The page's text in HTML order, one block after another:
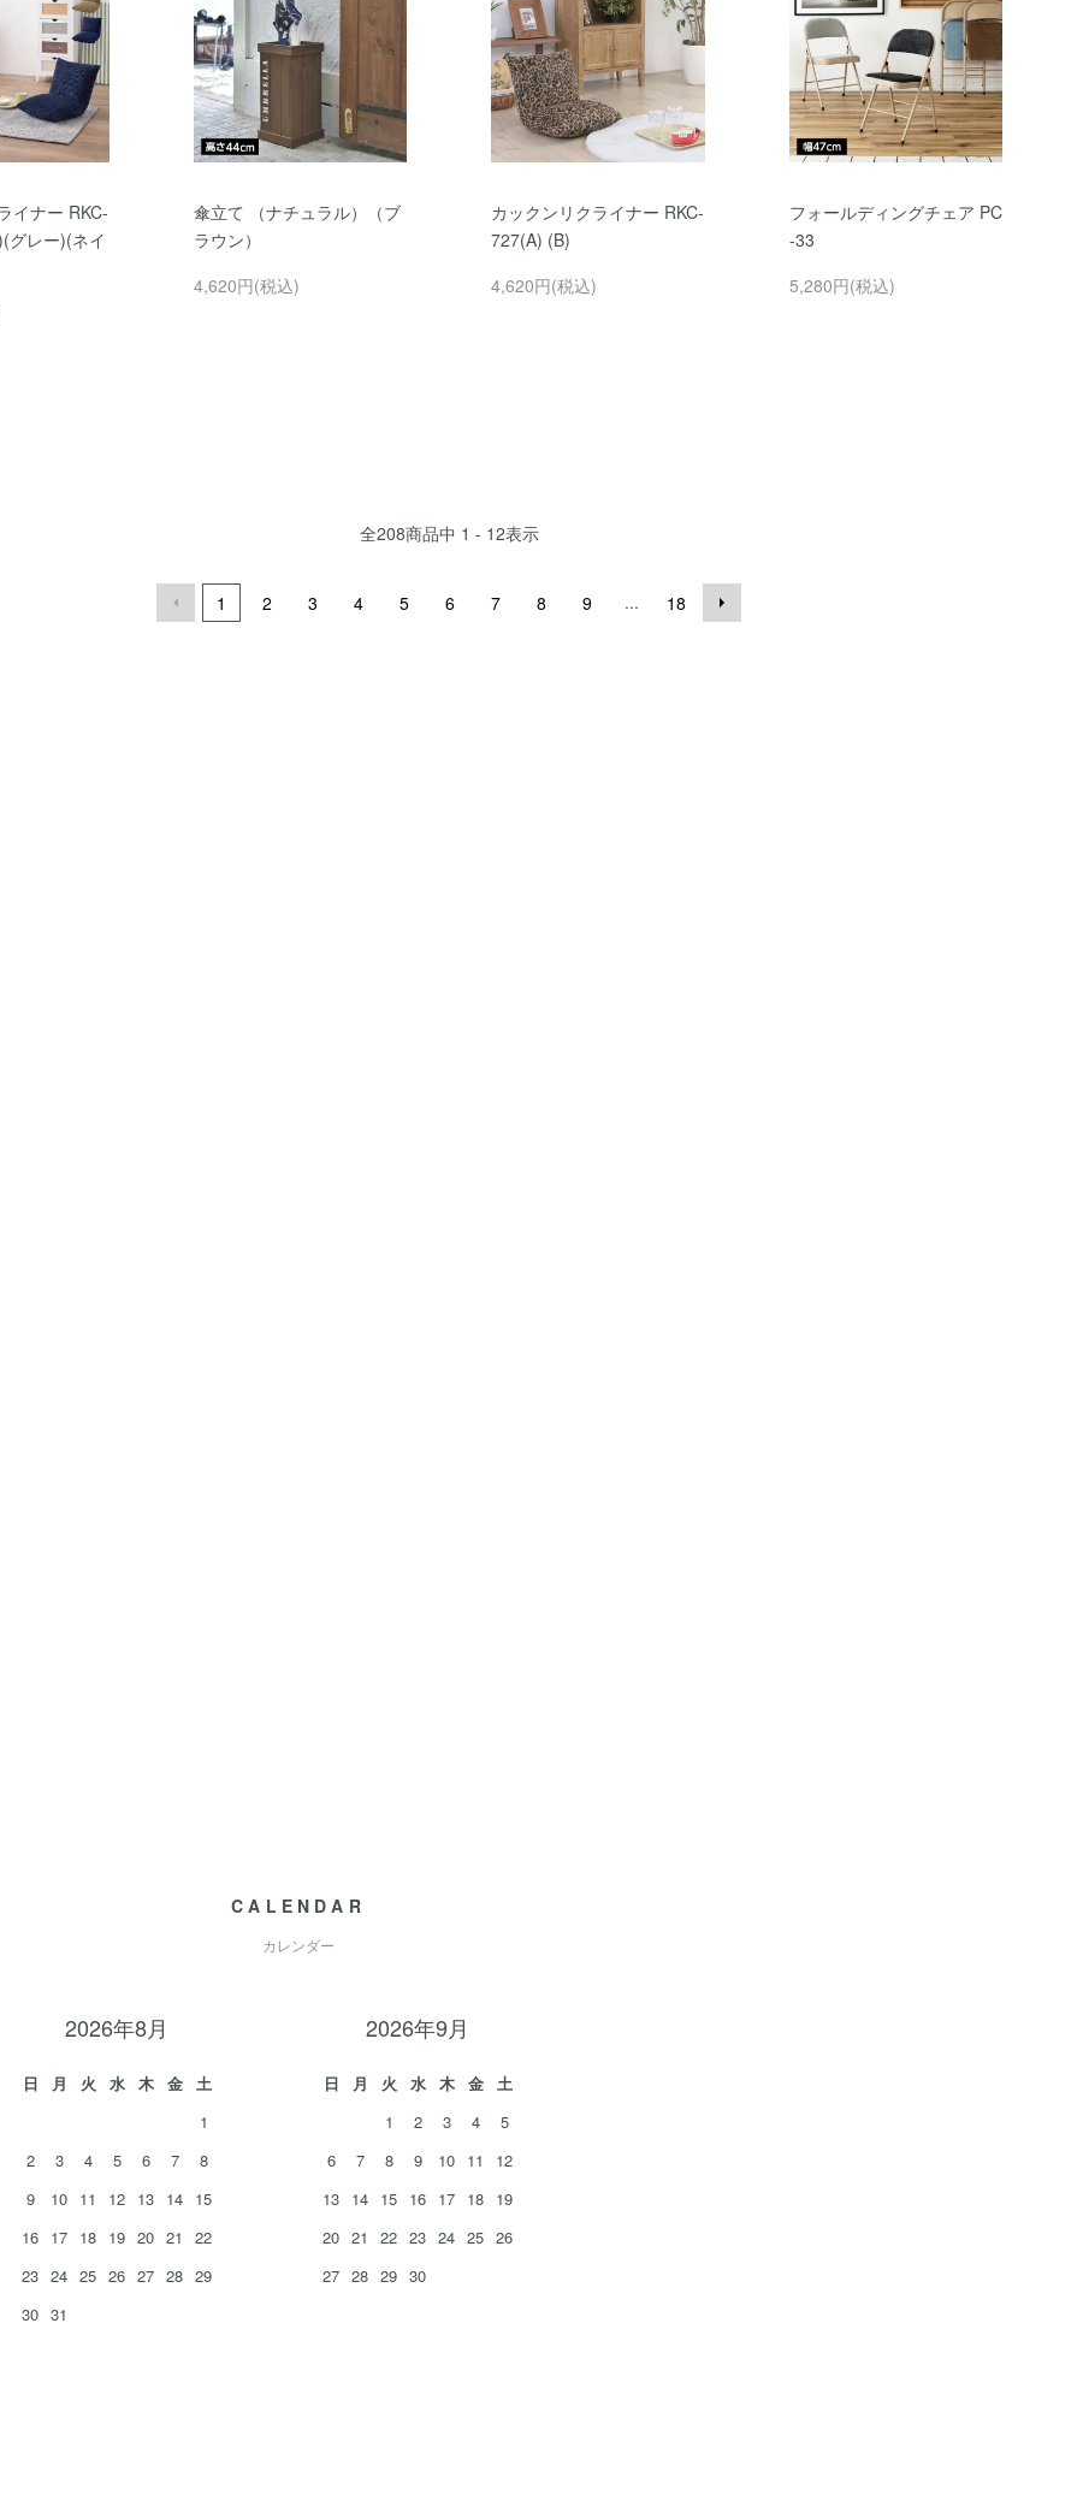
イナー RKC-
グレー)(ネイ
傘立て （ナチュラル）（ブ
ラウン）
4,620円(税込)
カックンリクライナー RKC-
727(A) (B)
4,620円(税込)
フォールディングチェア PC
-33
5,280円(税込)
全208商品中 1 - 12表示
1 2 3 4 5 6 7 8 9 ... 18
CALENDAR
カレンダー
2026年8月
日 月 火 水 木 金
土
1
2
3 4 5 6 7
8
9
10 11 12 13 14 15
16 17 18 19 20 21
22
23 24 25 26 27 28 29
30 31
2026年9月
日 月 火 水 木 金
土
1
2 3 4
5
6
7 8 9 10 11
12
13 14 15 16 17 18 19
20 21 22 23 24 25 26
27 28 29 30